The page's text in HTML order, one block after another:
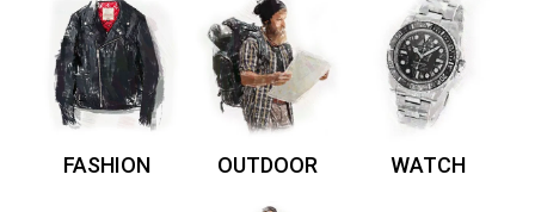
FASHION OUTDOOR WATCH